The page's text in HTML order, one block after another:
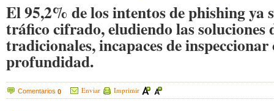
El 95,2% de los intentos de phishing ya
tráfico cifrado, eludiendo las soluciones
tradicionales, incapaces de
profundidad.
Comentarios 0 Enviar Imprimir